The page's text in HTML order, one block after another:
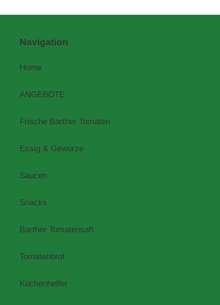
Navigation
Home
ANGEBOTE
Frische Barther Tomaten
Essig & Gewürze
Saucen
Snacks
Barther Tomatensaft
Tomatenbrot
Küchenhelfer